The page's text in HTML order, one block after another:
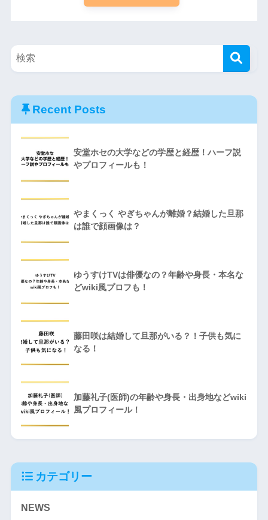
Recent Posts
安堂ホセの大学などの学歴と経歴！ハーフ説
やプロフィールも！
やまくっく やぎちゃんが離婚？結婚した旦那
は誰で顔画像は？
ゆうすけTVは俳優なの？年齢や身長・本名な
どwiki風プロフも！
藤田咲は結婚して旦那がいる？！子供も気に
なる！
加藤礼子(医師)の年齢や身長・出身地などwiki
風プロフィール！
カテゴリー
NEWS